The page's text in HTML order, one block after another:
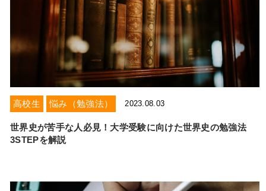
高校生 悩み（勉強法） 2023.08.03
世界史が苦手な人必見！大学受験に向けた世界史の勉強法
3STEPを解説